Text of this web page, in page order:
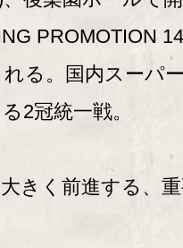
PROMOTION
る。国内スーパ
2冠統一戦。
きく前進する、